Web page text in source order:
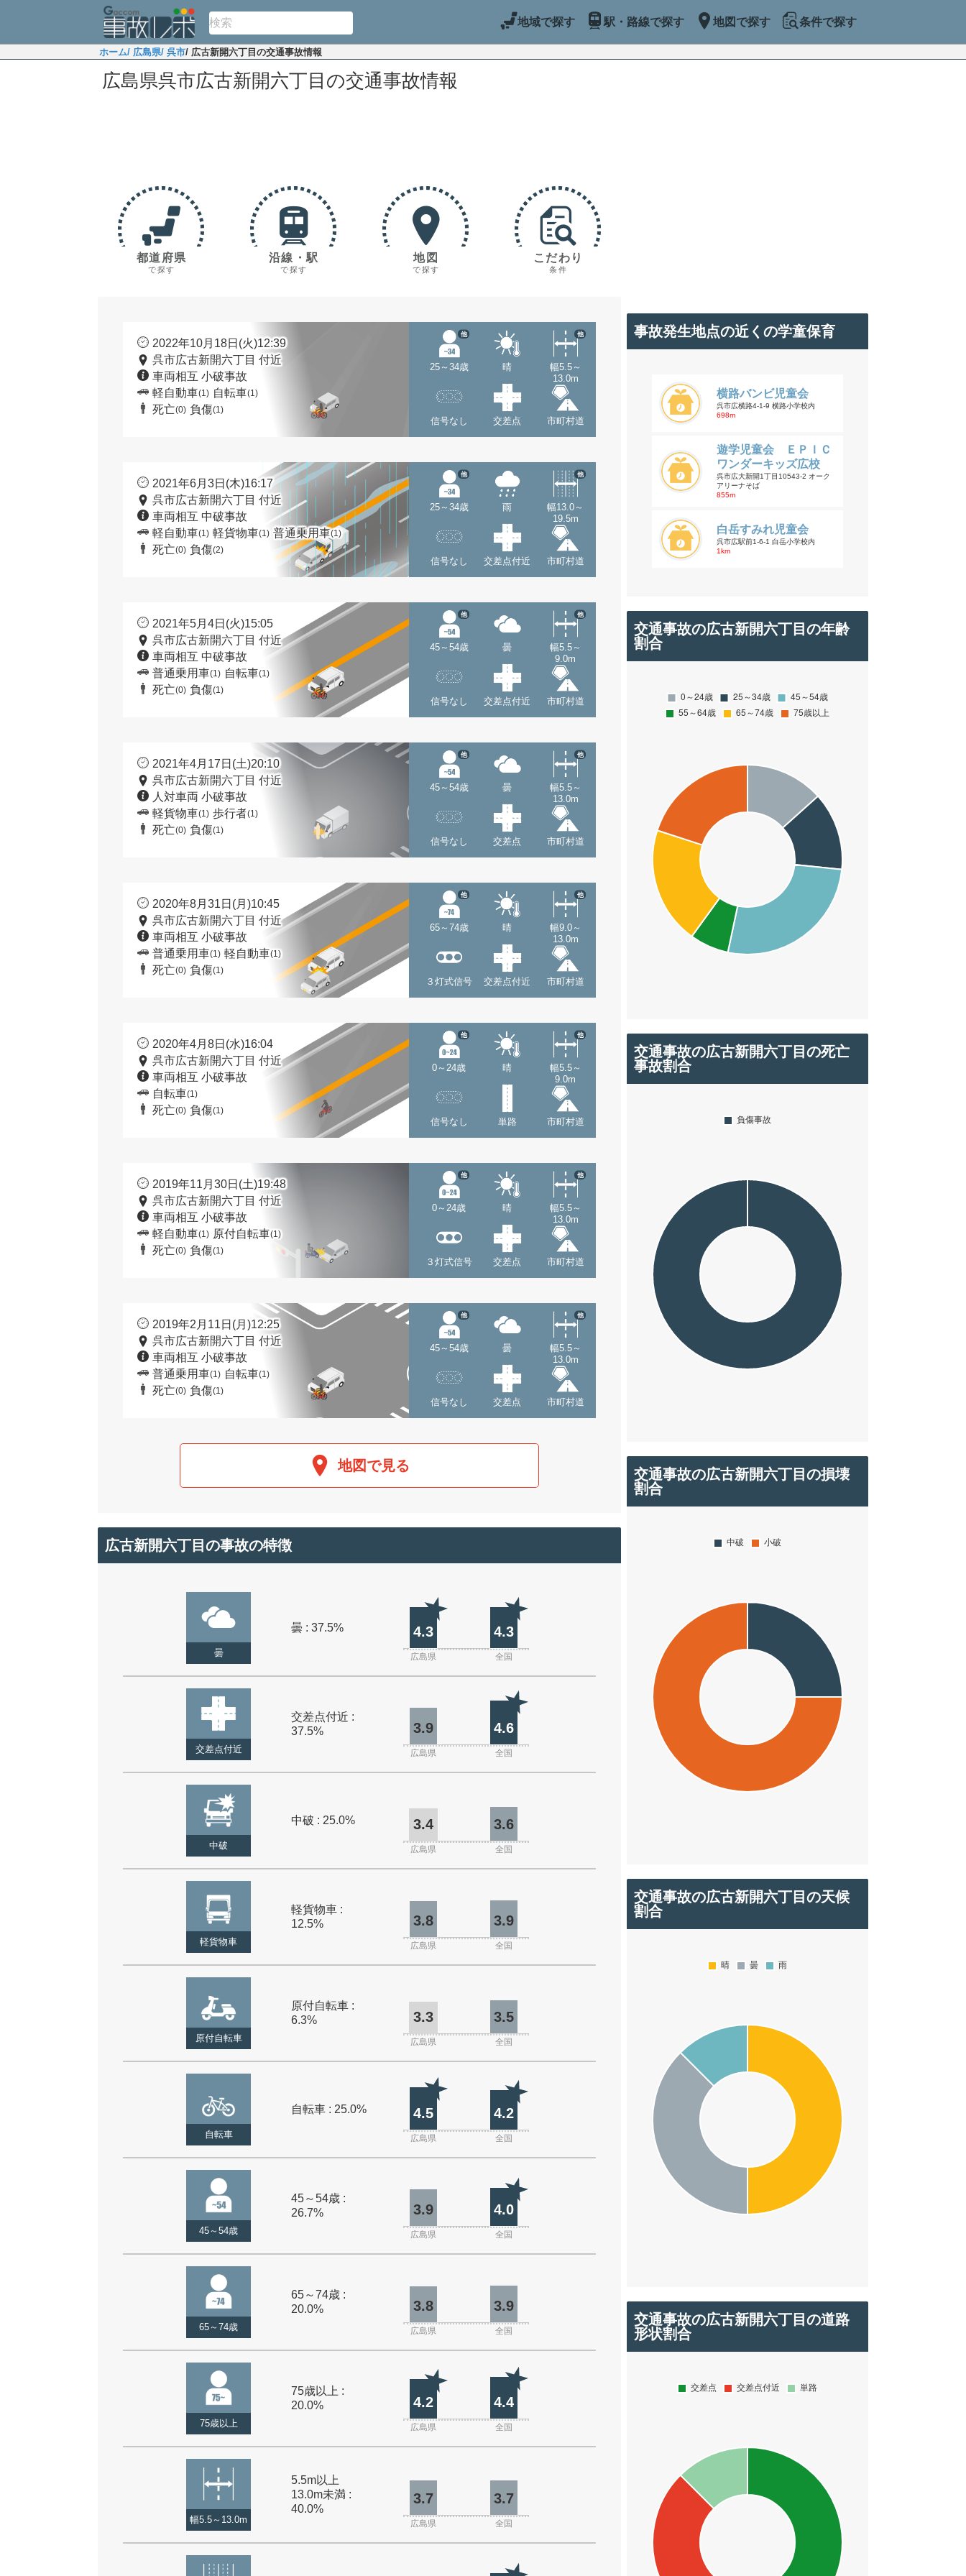
地域で探す 駅・路線で探す 地図で探す 条件で探す
ホーム/ 広島県/ 呉市/ 広古新開六丁目の交通事故情報
広島県呉市広古新開六丁目の交通事故情報
都道府県
で探す
沿線・駅
で探す
地図
で探す
こだわり
条件
2022年10月18日(火)12:39
呉市広古新開六丁目 付近
車両相互 小破事故
軽自動車(1) 自転車(1)
死亡(0) 負傷(1)
25～34歳
他
晴
幅5.5～
13.0m
他
信号なし 交差点 市町村道
2021年6月3日(木)16:17
呉市広古新開六丁目 付近
車両相互 中破事故
軽自動車(1) 軽貨物車(1) 普通乗用車(1)
死亡(0) 負傷(2)
25～34歳
他
雨
幅13.0～
19.5m
他
信号なし 交差点付近 市町村道
2021年5月4日(火)15:05
呉市広古新開六丁目 付近
車両相互 中破事故
普通乗用車(1) 自転車(1)
死亡(0) 負傷(1)
45～54歳
他
曇
幅5.5～
9.0m
他
信号なし 交差点付近 市町村道
2021年4月17日(土)20:10
呉市広古新開六丁目 付近
人対車両 小破事故
軽貨物車(1) 歩行者(1)
死亡(0) 負傷(1)
45～54歳
他
曇
幅5.5～
13.0m
他
信号なし 交差点 市町村道
2020年8月31日(月)10:45
呉市広古新開六丁目 付近
車両相互 小破事故
普通乗用車(1) 軽自動車(1)
死亡(0) 負傷(1)
65～74歳
他
晴
幅9.0～
13.0m
他
３灯式信号 交差点付近 市町村道
2020年4月8日(水)16:04
呉市広古新開六丁目 付近
車両相互 小破事故
自転車(1)
死亡(0) 負傷(1)
0～24歳
他
晴
幅5.5～
9.0m
他
信号なし 単路 市町村道
2019年11月30日(土)19:48
呉市広古新開六丁目 付近
車両相互 小破事故
軽自動車(1) 原付自転車(1)
死亡(0) 負傷(1)
0～24歳
他
晴
幅5.5～
13.0m
他
３灯式信号 交差点 市町村道
2019年2月11日(月)12:25
呉市広古新開六丁目 付近
車両相互 小破事故
普通乗用車(1) 自転車(1)
死亡(0) 負傷(1)
45～54歳
他
曇
幅5.5～
13.0m
他
信号なし 交差点 市町村道
地図で見る
広古新開六丁目の事故の特徴
曇
曇 : 37.5% 4.3 4.3
広島県 全国
交差点付近
交差点付近 :
37.5%
3.9 4.6
広島県 全国
中破
中破 : 25.0% 3.4 3.6
広島県 全国
軽貨物車
軽貨物車 :
12.5%
3.8 3.9
広島県 全国
原付自転車
原付自転車 :
6.3%
3.3 3.5
広島県 全国
自転車
自転車 : 25.0% 4.5 4.2
広島県 全国
45～54歳
45～54歳 :
26.7%
3.9 4.0
広島県 全国
65～74歳
65～74歳 :
20.0%
3.8 3.9
広島県 全国
75歳以上
75歳以上 :
20.0%
4.2 4.4
広島県 全国
幅5.5～13.0m
5.5m以上
13.0m未満 :
40.0%
3.7 3.7
広島県 全国
事故発生地点の近くの学童保育
横路バンビ児童会
呉市広横路4-1-9 横路小学校内
698m
遊学児童会 ＥＰＩＣ
ワンダーキッズ広校
呉市広大新開1丁目10543-2 オーク
アリーナそば
855m
白岳すみれ児童会
呉市広駅前1-6-1 白岳小学校内
1km
交通事故の広古新開六丁目の年齢
割合
交通事故の広古新開六丁目の死亡
事故割合
交通事故の広古新開六丁目の損壊
割合
交通事故の広古新開六丁目の天候
割合
交通事故の広古新開六丁目の道路
形状割合